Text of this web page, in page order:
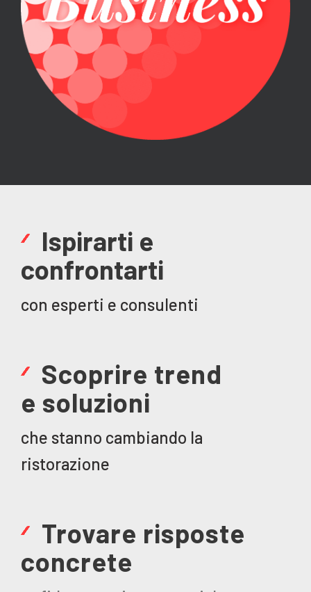
Ispirarti e
confrontarti
con esperti e consulenti
Scoprire trend
e soluzioni
che stanno cambiando la
ristorazione
Trovare risposte
concrete